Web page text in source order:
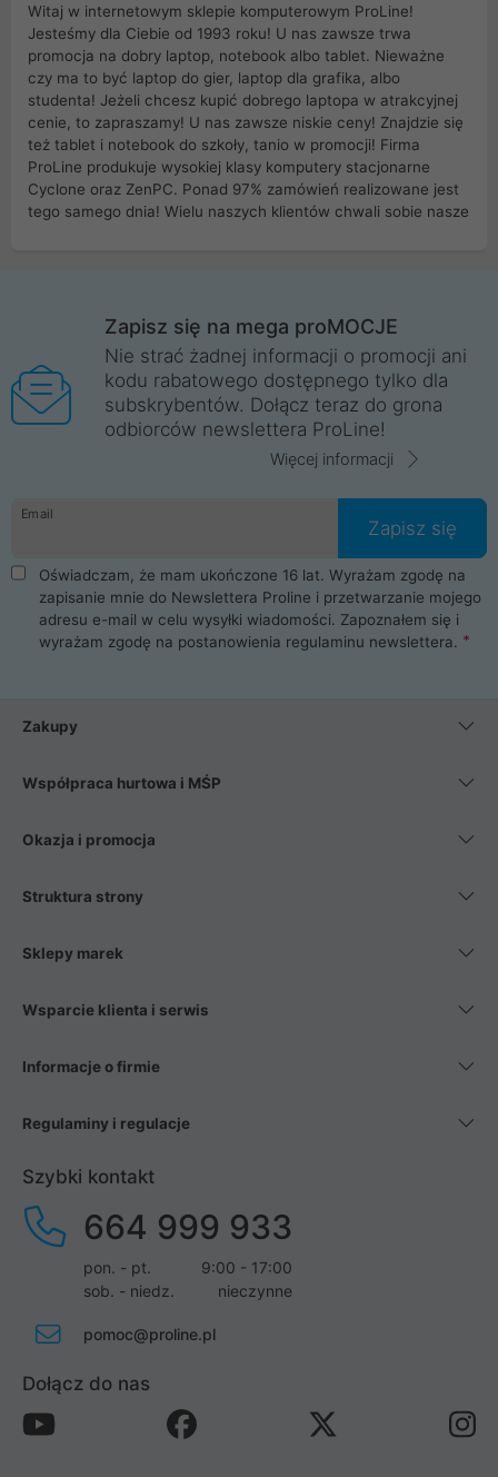
Witaj w internetowym sklepie komputerowym ProLine!
Jesteśmy dla Ciebie od 1993 roku! U nas zawsze trwa
promocja na dobry laptop, notebook albo tablet. Nieważne
czy ma to być laptop do gier, laptop dla grafika, albo
studenta! Jeżeli chcesz kupić dobrego laptopa w atrakcyjnej
cenie, to zapraszamy! U nas zawsze niskie ceny! Znajdzie się
też tablet i notebook do szkoły, tanio w promocji! Firma
ProLine produkuje wysokiej klasy komputery stacjonarne
Cyclone oraz ZenPC. Ponad 97% zamówień realizowane jest
tego samego dnia! Wielu naszych klientów chwali sobie nasze
Wrocław, Poznań, Legnica, Katowice, Gliwice, Kalisz, Bytom,
Trzebnica, Opole. Szybka i profesjonalna obsługa!
ProLine to polska firma ze 100% polskim kapitałem. Działamy
legalnie i płacimy podatki w naszym kraju! Posiadamy siedzibę
główną w Mirkowie oraz salony na terenie kraju. Cała
komunikacja ze sklepem komputerowym ProLine jest
danych osobowych. Dlatego zakup notebooka albo laptopa w
ProLine to czysta przyjemność i pełne bezpieczeństwo.
Zaopatrzysz się u nas w akcesoria i części komputerowe
takie jak procesory, karty graficzne, płyty główne, pamięci,
dyski SSD, M.2 oraz HDD. Nasi pracownicy pomogą Ci wybrać
najlepszy zasilacz komputerowy oraz obudowę do komputera.
Poza komputerami mamy również najlepsze na rynku
Smartfony takich producentów jak Xiaomi, Apple, Samsung i
wentylatory. Na koniec mając już to wszystko, możesz
Zapisz się na mega proMOCJE
Nie strać żadnej informacji o promocji ani
kodu rabatowego dostępnego tylko dla
subskrybentów. Dołącz teraz do grona
odbiorców newslettera ProLine!
Więcej informacji
Email
Zapisz się
Oświadczam, że mam ukończone 16 lat. Wyrażam zgodę na
zapisanie mnie do Newslettera Proline i przetwarzanie mojego
adresu e-mail w celu wysyłki wiadomości. Zapoznałem się i
wyrażam zgodę na postanowienia regulaminu newslettera.
Zakupy
Współpraca hurtowa i MŚP
Okazja i promocja
Struktura strony
Sklepy marek
Wsparcie klienta i serwis
Informacje o firmie
Regulaminy i regulacje
Szybki kontakt
664 999 933
pon. - pt.
9:00 - 17:00
sob. - niedz.
nieczynne
pomoc@proline.pl
Dołącz do nas